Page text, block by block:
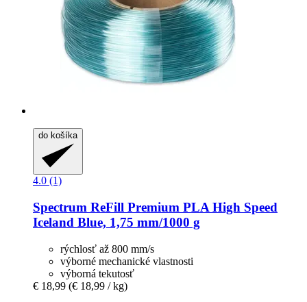
do košíka
4.0 (1)
Spectrum ReFill Premium PLA High Speed
Iceland Blue, 1,75 mm/1000 g
rýchlosť až 800 mm/s
výborné mechanické vlastnosti
výborná tekutosť
€ 18,99 (€ 18,99 / kg)